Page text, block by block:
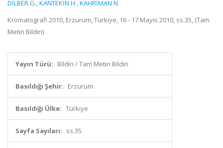
DİLBER G.,KANTEKİN H.,KAHRİMAN N.
Kromatografi 2010, Erzurum, Türkiye, 16 - 17 Mayıs 2010, ss.35, (Tam
Metin Bildiri)
Yayın Türü: Bildiri / Tam Metin Bildiri
Basıldığı Şehir: Erzurum
Basıldığı Ülke: Türkiye
Sayfa Sayıları: ss.35